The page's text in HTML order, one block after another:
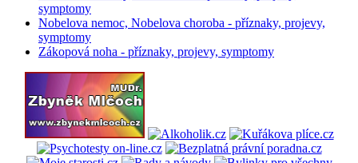
symptomy
Nobelova nemoc, Nobelova choroba - příznaky, projevy,
symptomy
Zákopová noha - příznaky, projevy, symptomy